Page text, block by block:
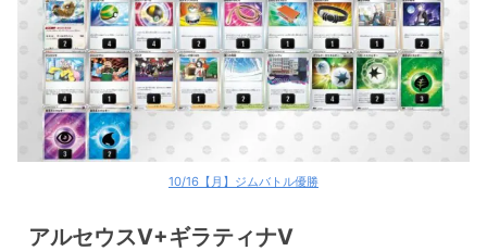
10/16【月】ジムバトル優勝
アルセウスV+ギラティナV